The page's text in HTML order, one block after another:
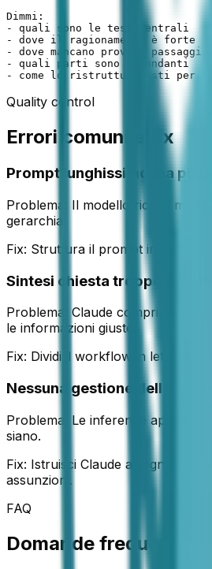
Dimmi:
- quali sono le tesi centrali
- dove il ragionamento è forte
- dove mancano prove o
- quali parti sono ridondanti
- come lo ristruttureresti per
Quality control
Errori comuni e fix
Prompt lunghissimo ma piatto
Problema:
Il modello riceve
gerarchia.
Fix: Struttura il prompt in blocchi
Sintesi chiesta troppo presto
Problema:
Claude comprime
le informazioni giuste.
Fix: Dividi il workflow in lettura,
Nessuna gestione dell
Problema:
Le inferenze appaiono
siano.
Fix: Istruisci Claude a segnalare
assunzioni.
FAQ
Domande frequenti